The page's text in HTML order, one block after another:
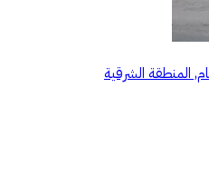
المنطقة الشرقية